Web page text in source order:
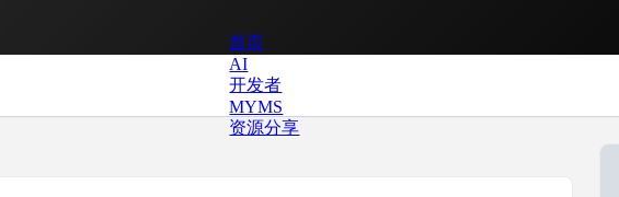
首页
AI
开发者
MYMS
资源分享